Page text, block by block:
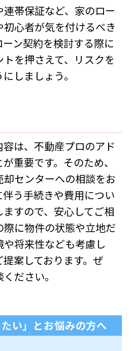
帯保証など、家のロー
心者が気を付けるべき
ン契約を検討する際に
を押さえて、リスクを
しましょう。
は、不動産プロのアド
重要です。 そのため、
センターへの相談をお
う手続きや費用につい
すので、安心してご相
に物件の状態や立地だ
将来性なども考慮し
案しております。ぜ
ださい。
たい」とお悩みの方へ